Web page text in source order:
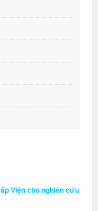
Viện cho nghiên cứu